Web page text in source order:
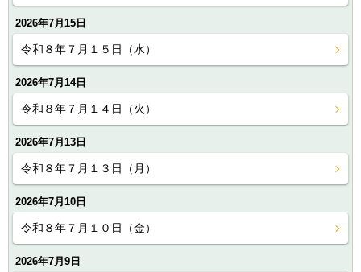
2026年7月15日
令和８年７月１５日（水）
2026年7月14日
令和８年７月１４日（火）
2026年7月13日
令和８年７月１３日（月）
2026年7月10日
令和８年７月１０日（金）
2026年7月9日